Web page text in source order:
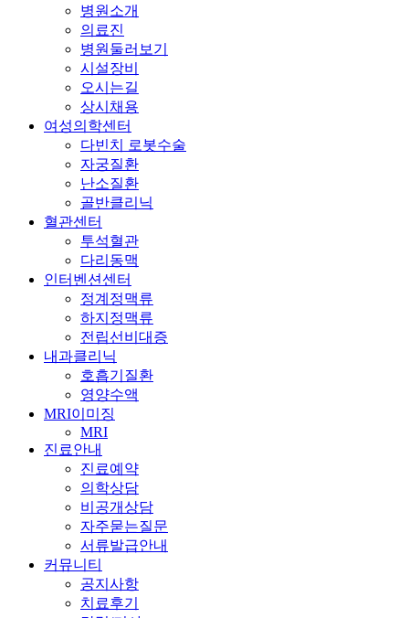
병원소개
의료진
병원둘러보기
시설장비
오시는길
상시채용
여성의학센터
다빈치 로봇수술
자궁질환
난소질환
골반클리닉
혈관센터
투석혈관
다리동맥
인터벤션센터
정계정맥류
하지정맥류
전립선비대증
내과클리닉
호흡기질환
영양수액
MRI이미징
MRI
진료안내
진료예약
의학상담
비공개상담
자주묻는질문
서류발급안내
커뮤니티
공지사항
치료후기